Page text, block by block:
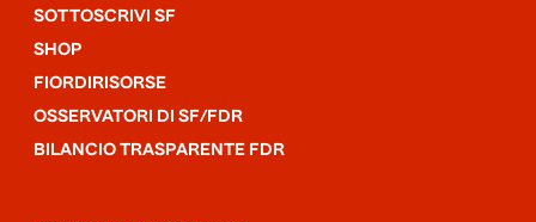
SOTTOSCRIVI SF
SHOP
FIORDIRISORSE
OSSERVATORI DI SF/FDR
BILANCIO TRASPARENTE FDR